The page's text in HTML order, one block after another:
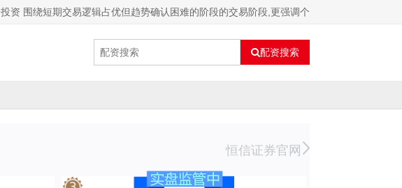
资 围绕短期交易逻辑占优但趋势确认困难的阶段的交易阶段,更强调个
配资搜索
恒信证券官网